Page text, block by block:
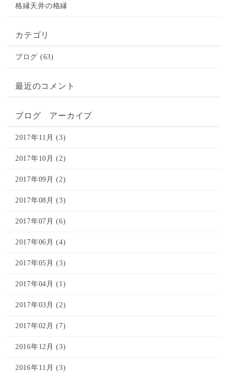
格縁天井の格縁
カテゴリ
ブログ (63)
最近のコメント
ブログ アーカイブ
2017年11月 (3)
2017年10月 (2)
2017年09月 (2)
2017年08月 (3)
2017年07月 (6)
2017年06月 (4)
2017年05月 (3)
2017年04月 (1)
2017年03月 (2)
2017年02月 (7)
2016年12月 (3)
2016年11月 (3)